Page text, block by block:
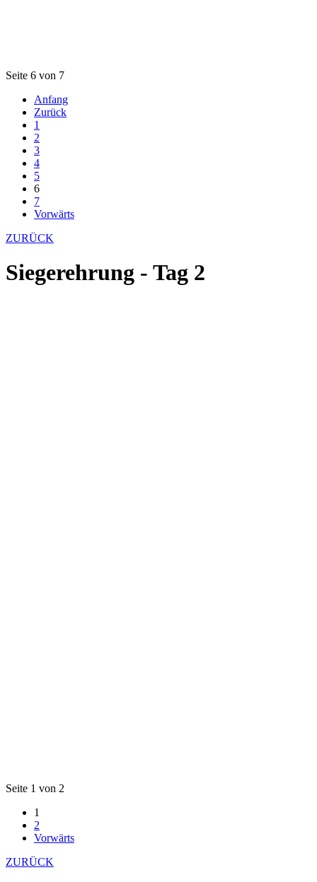
Seite 6 von 7
Anfang
Zurück
1
2
3
4
5
6
7
Vorwärts
ZURÜCK
Siegerehrung - Tag 2
Seite 1 von 2
1
2
Vorwärts
ZURÜCK